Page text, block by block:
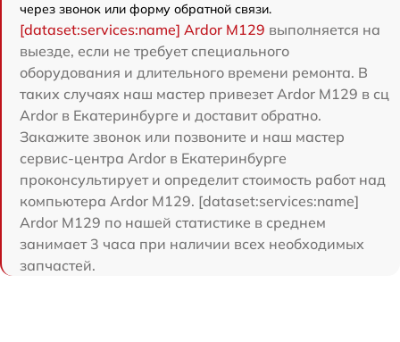
через звонок или форму обратной связи.
[dataset:services:name] Ardor M129 выполняется на
выезде, если не требует специального
оборудования и длительного времени ремонта. В
таких случаях наш мастер привезет Ardor M129 в сц
Ardor в Екатеринбурге и доставит обратно.
Закажите звонок или позвоните и наш мастер
сервис-центра Ardor в Екатеринбурге
проконсультирует и определит стоимость работ над
компьютера Ardor M129. [dataset:services:name]
Ardor M129 по нашей статистике в среднем
занимает 3 часа при наличии всех необходимых
запчастей.